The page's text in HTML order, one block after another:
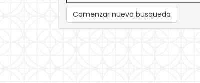
Comenzar nueva busqueda